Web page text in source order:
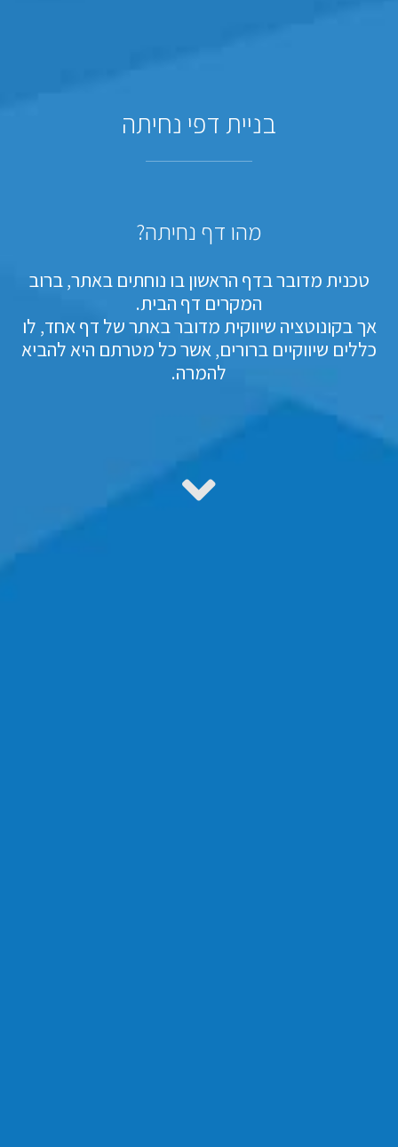
בניית דפי נחיתה
מהו דף נחיתה?
טכנית מדובר בדף הראשון בו נוחתים באתר, ברוב
המקרים דף הבית.
אך בקונוטציה שיווקית מדובר באתר של דף אחד, לו
כללים שיווקיים ברורים, אשר כל מטרתם היא להביא
להמרה.